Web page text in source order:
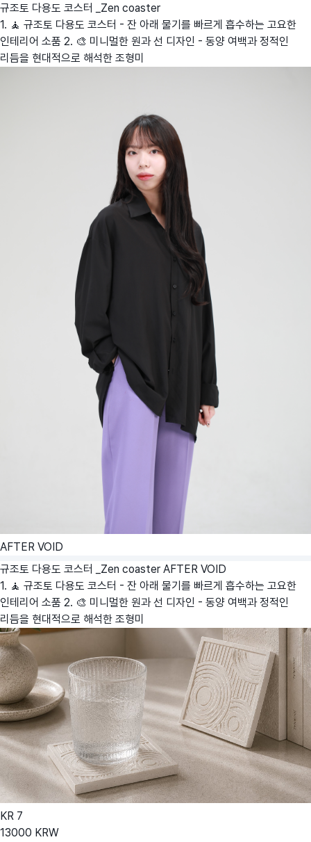
규조토 다용도 코스터 _Zen coaster
1. 🧘 규조토 다용도 코스터 - 잔 아래 물기를 빠르게 흡수하는 고요한
인테리어 소품 2. 🎨 미니멀한 원과 선 디자인 - 동양 여백과 정적인
리듬을 현대적으로 해석한 조형미
AFTER VOID
규조토 다용도 코스터 _Zen coaster AFTER VOID
1. 🧘 규조토 다용도 코스터 - 잔 아래 물기를 빠르게 흡수하는 고요한
인테리어 소품 2. 🎨 미니멀한 원과 선 디자인 - 동양 여백과 정적인
리듬을 현대적으로 해석한 조형미
KR 7
13000 KRW